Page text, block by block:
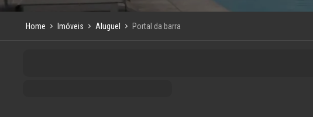
Home Imóveis Aluguel Portal da barra